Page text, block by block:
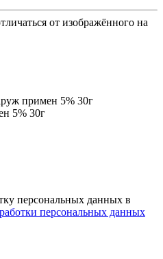
от изображённого на
5% 30г
персональных данных в
персональных данных